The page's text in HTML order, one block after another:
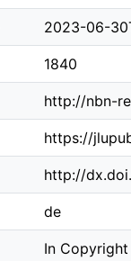
2023-06-
1840
http://nbn-
https://
http://
de
In Copyright